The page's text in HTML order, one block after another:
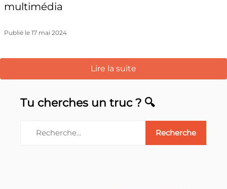
multimédia
Publié le 17 mai 2024
Lire la suite
Tu cherches un truc ? 🔍